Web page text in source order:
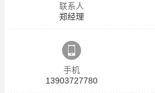
联系人
郑经理
手机
13903727780